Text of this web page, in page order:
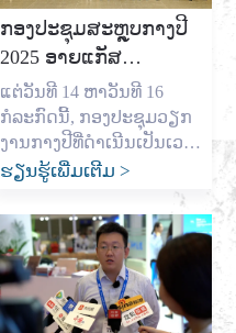
ສູນງານວາງສະແດງສາກົນ
ຊຽງໄຮໃຫມ່. ໃນຖານະເປັນ
ເຫດການປະຈໍາປີສໍາລັບອຸດ
ສາຫະກໍາການສະແດງ
ທົ່ວໂລກ, ງານວາງສະແດງໃນ
ປີນີ້ໄດ້ນໍາເອົາຊັ້ນນໍາ […]
ກອງ​ປະ​ຊຸມ​ສະ​ຫຼຸບ​ກາງ​ປີ
2025 ອາຍ​ແກ​ັ​ສ
Huazhong ໄດ້​ສິ້ນ​ສຸດ​ລົງ​
ຢ່າງ​ສໍາ​ເລັດ​ຜົນ, ວາງ​ແຜນ​
ການ​ພັດ​ທະ​ນາ​ໃຫມ່ ...
ແຕ່​ວັນ​ທີ 14 ຫາ​ວັນ​ທີ 16
ກໍລະກົດ​ນີ້, ກອງ​ປະຊຸມ​ວຽກ​
ງານ​ກາງ​ປີ​ທີ່​ດຳ​ເນີນ​ເປັນ​ເວລາ
3 ວັນ​ຂອງ​ນ້ຳມັນ​ອາຍ​ແກັສ​
ສູນ​ກາງ​ຈີນ​ໄດ້​ອັດ​ລົງ​ຢ່າງ​ສຳ​
ເລັດ​ຜົນ​ຢູ່​ເມືອງ​ນານ​ກິ່ງ. ​ໃນ​
ກອງ​ປະຊຸມ, ຜູ້​ເຂົ້າ​ຮ່ວມ​ທັງ​
ໝົດ​ໄດ້​ກວດກາ​ຄືນ​ວຽກ​ງານ​
ໃນ 6 ​ເດືອນ​ຕົ້ນ​ປີ​ຢ່າງ​ເລິກ​
ເຊິ່ງ, ​ໄດ້​ສະຫຼຸບ​ຜົນສຳ​ເລັດ ​
ຮຽນຮູ້ເພີ່ມເຕີມ >